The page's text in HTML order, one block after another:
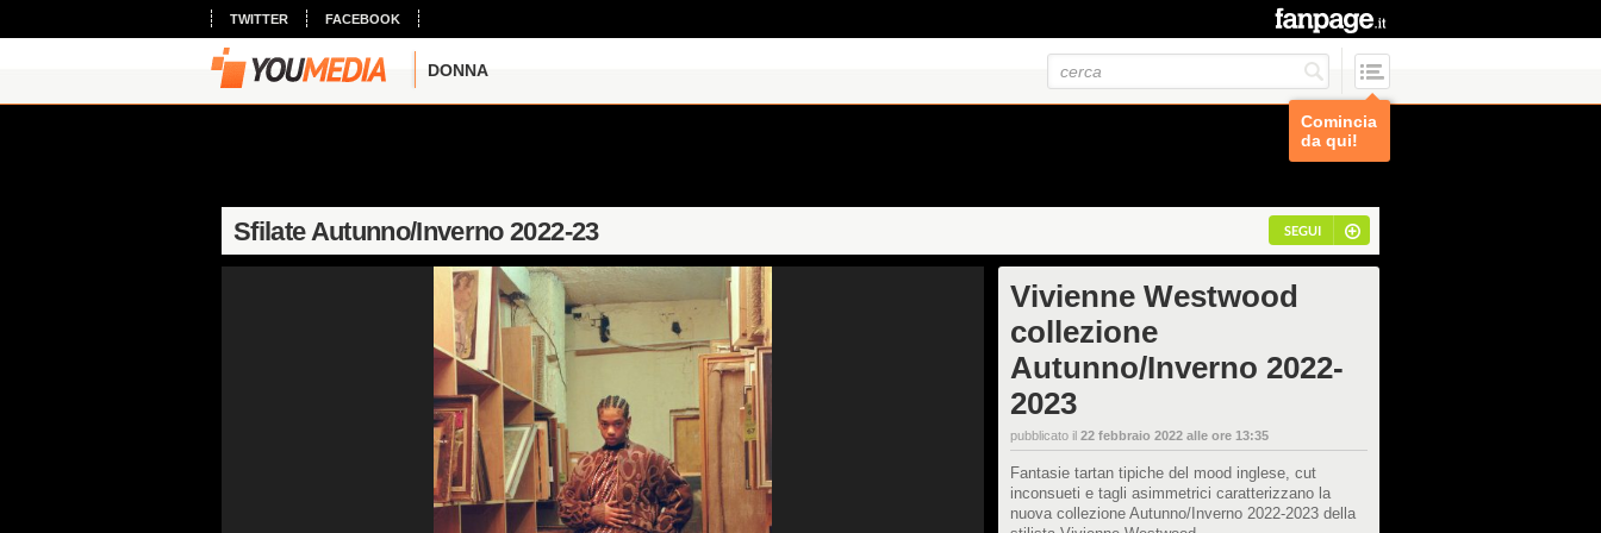
TWITTER FACEBOOK
DONNA
Comincia
da qui!
Sfilate Autunno/Inverno 2022-23 SEGUI
Vivienne Westwood
collezione
Autunno/Inverno 2022-
2023
pubblicato il 22 febbraio 2022 alle ore 13:35
Fantasie tartan tipiche del mood inglese, cut
inconsueti e tagli asimmetrici caratterizzano la
nuova collezione Autunno/Inverno 2022-2023 della